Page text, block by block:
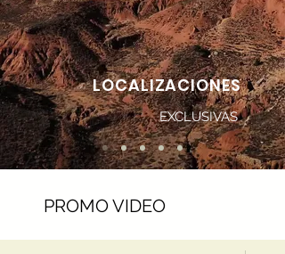
LOCALIZACIONES
EXCLUSIVAS
PROMO VIDEO